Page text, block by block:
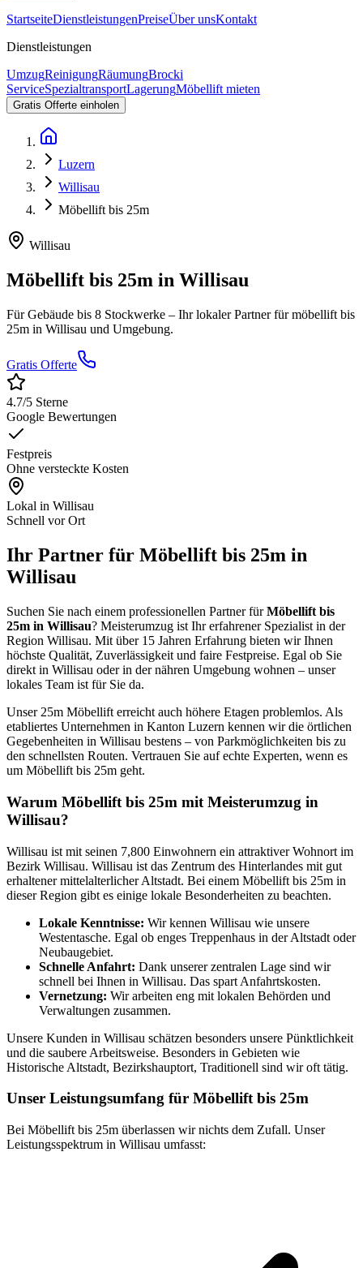
StartseiteDienstleistungenPreiseÜber unsKontakt
Dienstleistungen
UmzugReinigungRäumungBrocki
ServiceSpezialtransportLagerungMöbellift mieten
Gratis Offerte einholen
Luzern
Willisau
Möbellift bis 25m
Willisau
Möbellift bis 25m in Willisau
Für Gebäude bis 8 Stockwerke – Ihr lokaler Partner fürmöbellift bis
25m in Willisau und Umgebung.
Gratis Offerte
4.7/5 Sterne
Google Bewertungen
Festpreis
Ohne versteckte Kosten
Lokal in Willisau
Schnell vor Ort
Ihr Partner für Möbellift bis 25m in
Willisau
Suchen Sie nach einem professionellen Partner fürMöbellift bis
25m in Willisau? Meisterumzug ist Ihr erfahrener Spezialist in der
Region Willisau. Mit über 15 Jahren Erfahrung bieten wir Ihnen
höchste Qualität, Zuverlässigkeit und faire Festpreise. Egal ob Sie
direkt in Willisau oder in der nähren Umgebung wohnen – unser
lokales Team ist für Sie da.
Unser 25m Möbellift erreicht auch höhere Etagen problemlos. Als
etabliertes Unternehmen in Kanton Luzern kennen wir die örtlichen
Gegebenheiten in Willisau bestens – von Parkmöglichkeiten bis zu
den schnellsten Routen. Vertrauen Sie auf echte Experten, wenn es
um Möbellift bis 25m geht.
Warum Möbellift bis 25m mit Meisterumzug in
Willisau?
Willisau ist mit seinen 7,800 Einwohnern ein attraktiver Wohnort im
Bezirk Willisau. Willisau ist das Zentrum des Hinterlandes mit gut
erhaltener mittelalterlicher Altstadt. Bei einem Möbellift bis 25m in
dieser Region gibt es einige lokale Besonderheiten zu beachten.
Lokale Kenntnisse: Wir kennen Willisau wie unsere
Westentasche. Egal ob enges Treppenhaus in der Altstadt oder
Neubaugebiet.
Schnelle Anfahrt: Dank unserer zentralen Lage sind wir
schnell bei Ihnen in Willisau. Das spart Anfahrtskosten.
Vernetzung: Wir arbeiten eng mit lokalen Behörden und
Verwaltungen zusammen.
Unsere Kunden in Willisau schätzen besonders unsere Pünktlichkeit
und die saubere Arbeitsweise. Besonders in Gebieten wie
Historische Altstadt, Bezirkshauptort, Traditionell sind wir oft tätig.
Unser Leistungsumfang für Möbellift bis 25m
Bei Möbellift bis 25m überlassen wir nichts dem Zufall. Unser
Leistungsspektrum in Willisau umfasst: